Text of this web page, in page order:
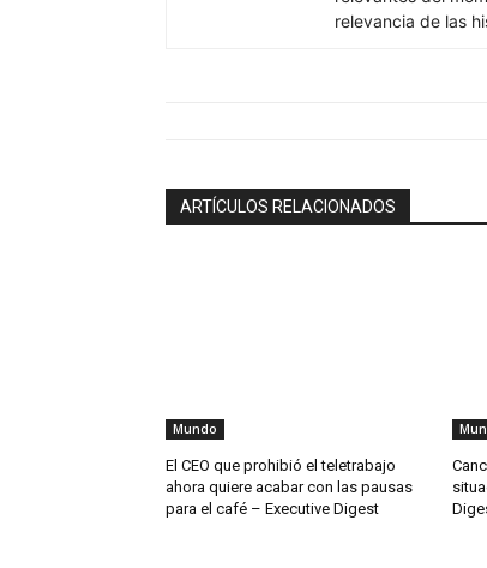
relevancia de las
ARTÍCULOS RELACIONADOS
Mundo
El CEO que prohibió el teletrabajo
ahora quiere acabar con las pausas
para el café – Executive Digest